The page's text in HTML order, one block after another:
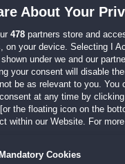
im Flughafen nicht
gings weiter.
Die verlorene Stadt
ist zu schwer)
About Your
478 partners store and
on your device. Selecting I
under we and our
your consent will disable
be as relevant to you. You
at any time by
the floating icon on the
within our Website. For
Mandatory Cookies